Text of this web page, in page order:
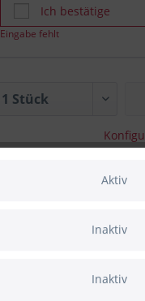
Ich bestätige
Eingabe fehlt
Aktiv
Inaktiv
Inaktiv